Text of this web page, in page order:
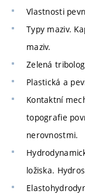
Vlastnosti
Typy maziv.
maziv.
Zelená
Plastická a
Kontaktní
topografie
nerovnostmi.
ložiska.